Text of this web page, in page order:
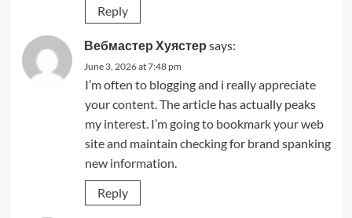
Reply
Вебмастер Хуястер says:
June 3, 2026 at 7:48 pm
I’m often to blogging and i really appreciate
your content. The article has actually peaks
my interest. I’m going to bookmark your web
site and maintain checking for brand spanking
new information.
Reply